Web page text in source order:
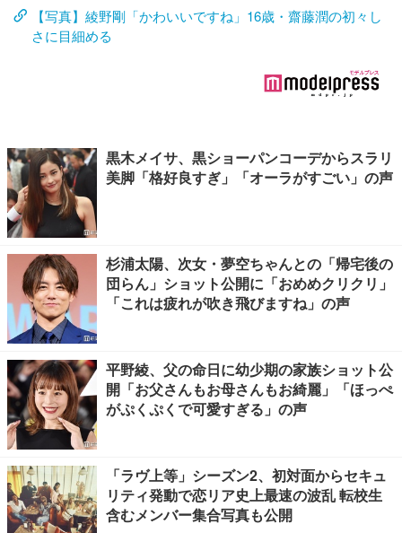
【写真】綾野剛「かわいいですね」16歳・齋藤潤の初々し
さに目細める
黒木メイサ、黒ショーパンコーデからスラリ
美脚「格好良すぎ」「オーラがすごい」の声
杉浦太陽、次女・夢空ちゃんとの「帰宅後の
団らん」ショット公開に「おめめクリクリ」
「これは疲れが吹き飛びますね」の声
平野綾、父の命日に幼少期の家族ショット公
開「お父さんもお母さんもお綺麗」「ほっぺ
がぷくぷくで可愛すぎる」の声
「ラヴ上等」シーズン2、初対面からセキュ
リティ発動で恋リア史上最速の波乱 転校生
含むメンバー集合写真も公開